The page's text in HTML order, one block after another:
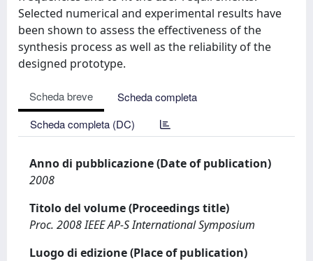
Selected numerical and experimental results have
been shown to assess the effectiveness of the
synthesis process as well as the reliability of the
designed prototype.
Scheda breve
Scheda completa
Scheda completa (DC)
Anno di pubblicazione (Date of publication)
2008
Titolo del volume (Proceedings title)
Proc. 2008 IEEE AP-S International Symposium
Luogo di edizione (Place of publication)